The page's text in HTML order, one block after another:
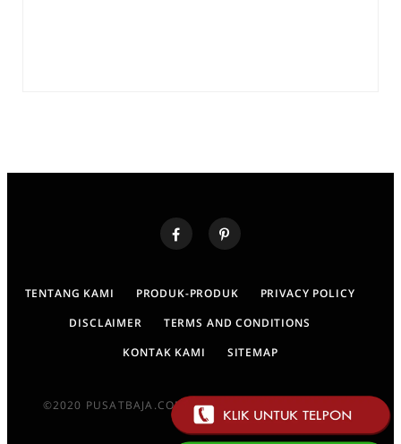
TENTANG KAMI PRODUK-PRODUK
PRIVACY POLICY
DISCLAIMER
TERMS AND CONDITIONS
KONTAK KAMI
SITEMAP
©2020 PUSATBAJA.COM DESIGNED BY : M-ZAM ZAMI